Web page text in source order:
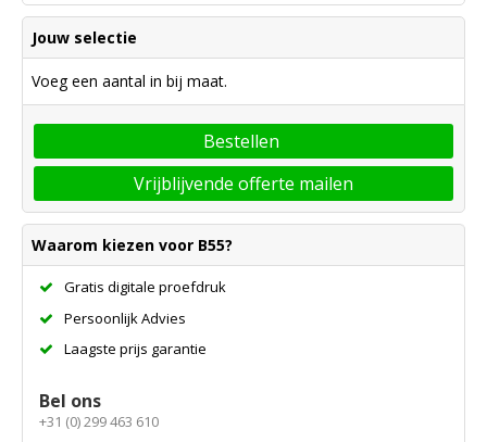
Jouw selectie
Voeg een aantal in bij maat.
Bestellen
Vrijblijvende offerte mailen
Waarom kiezen voor B55?
Gratis digitale proefdruk
Persoonlijk Advies
Laagste prijs garantie
Bel ons
+31 (0) 299 463 610